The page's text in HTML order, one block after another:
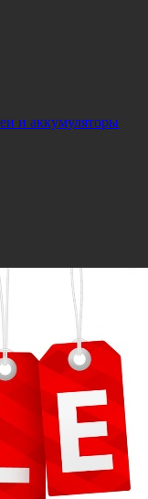
и аккумуляторы